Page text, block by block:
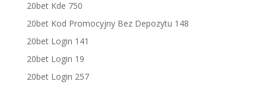
20bet Kde 750
20bet Kod Promocyjny Bez Depozytu 148
20bet Login 141
20bet Login 19
20bet Login 257